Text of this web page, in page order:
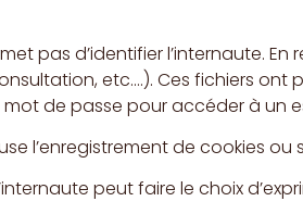
pas d’identifier l’internaute.
etc.…). Ces fichiers
mot de passe pour accéder à un
l’enregistrement de cookies
peut faire le choix